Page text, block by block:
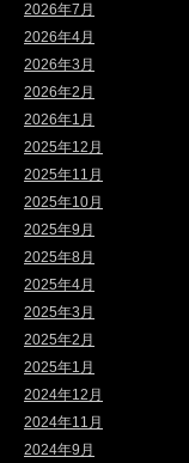
2026年7月
2026年4月
2026年3月
2026年2月
2026年1月
2025年12月
2025年11月
2025年10月
2025年9月
2025年8月
2025年4月
2025年3月
2025年2月
2025年1月
2024年12月
2024年11月
2024年9月